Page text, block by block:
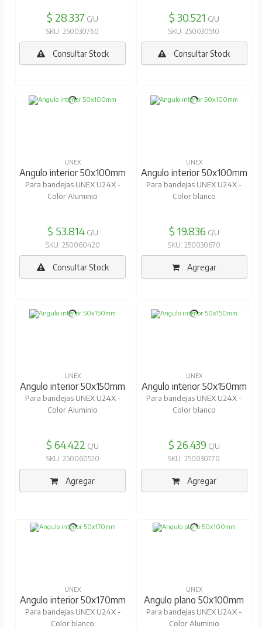
$ 28.337 C/U
SKU: 250030760
Consultar Stock
$ 30.521 C/U
SKU: 250030510
Consultar Stock
UNEX
Angulo interior 50x100mm
Para bandejas UNEX U24X -
Color Aluminio
$ 53.814C/U
SKU: 250060420
Consultar Stock
UNEX
Angulo interior 50x100mm
Para bandejas UNEX U24X -
Color blanco
$ 19.836 C/U
SKU: 250030670
Agregar
UNEX
Angulo interior 50x150mm
Para bandejas UNEX U24X -
Color Aluminio
$ 64.422 C/U
SKU: 250060520
Agregar
UNEX
Angulo interior 50x150mm
Para bandejas UNEX U24X -
Color blanco
$ 26.439 C/U
SKU: 250030770
Agregar
UNEX
Angulo interior 50x170mm
Para bandejas UNEX U24X -
Color blanco
UNEX
Angulo plano 50x100mm
Para bandejas UNEX U24X -
Color Aluminio